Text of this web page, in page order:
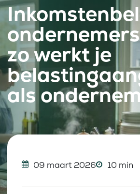
zo werkt je
als
09 maart 2026 10 min